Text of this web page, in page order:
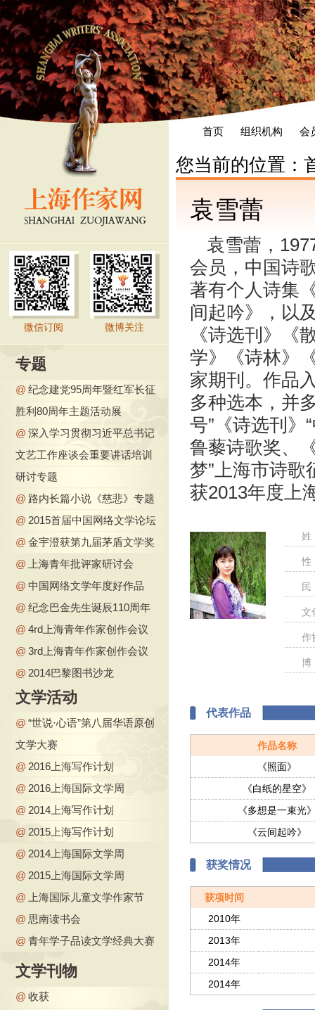
首页 组织机构 会
微信订阅 微博关注
专题
@ 纪念建党95周年暨红军长征
胜利80周年主题活动展
@ 深入学习贯彻习近平总书记
文艺工作座谈会重要讲话培训
研讨专题
@ 路内长篇小说《慈悲》专题
@ 2015首届中国网络文学论坛
@ 金宇澄获第九届茅盾文学奖
@
上海青年批评家研讨会
@ 中国网络文学年度好作品
@ 纪念巴金先生诞辰110周年
@ 4rd上海青年作家创作会议
@ 3rd上海青年作家创作会议
@ 2014巴黎图书沙龙
文学活动
@ “世说·心语”第八届华语原创
文学大赛
@ 2016上海写作计划
@ 2016上海国际文学周
@ 2014上海写作计划
@ 2015上海写作计划
@ 2014上海国际文学周
@ 2015上海国际文学周
@
上海国际儿童文学作家节
@ 思南读书会
@ 青年学子品读文学经典大赛
文学刊物
@ 收获
您当前的位置：
袁雪蕾
袁雪蕾，
会员，中国诗
著有个人诗集
间起吟》，以
《诗选刊》《
学》《诗林》
家期刊。作品
多种选本，并
号”《诗选刊》
鲁藜诗歌奖、
梦”上海市诗
获2013年度上
文
作
代表作品
作品名称
《照面》
《白纸的星空》
《多想是一束光
《云间起吟》
获奖情况
获项时间
2010年
2013年
2014年
2014年